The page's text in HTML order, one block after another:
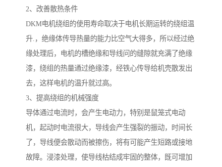
2、改善散热条件
DKM电机绕组的使用寿命取决于电机长期运转的绕组温
升.，绝缘体传导热量的能力比空气大得多，所以经过绝
缘处理后，电机的槽绝缘和导线问的缝隙就充满了绝缘
漆，绕组的热量通过绝缘漆，经铁心传导给机壳散发出
去，这样电机的温升就过高。
3、提高绕组的机械强度
导体通过电流时，会产生电动力，特别是鼠笼式电动
机，起动时电流很大，导线会产生强裂的振动，时间长
了，导线便会散动而被擦伤，将有可能产生短路或接地
故障。浸漆处理，使导线枯结成牢固的整体，既可增加